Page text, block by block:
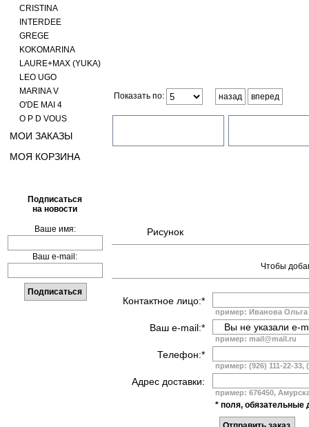
CRISTINA
INTERDEE
GREGE
KOKOMARINA
LAURE+MAX (YUKA)
LEO UGO
MARINA V
O'DE MAI 4
O P D VOUS
МОИ ЗАКАЗЫ
МОЯ КОРЗИНА
Подписаться
на новости
Ваше имя:
Ваш e-mail:
Показать по: назад вперед
Рисунок
Чтобы
Контактное лицо:*
пример: Иванова Ольга
Ваш e-mail:*
пример: mail@mail.ru
Телефон:*
пример: (926) 111-22-33,
Адрес доставки:
пример: 676450,
* поля, обязательные